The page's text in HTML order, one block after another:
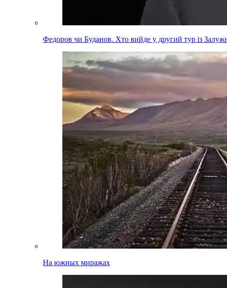
Федоров чи Буданов. Хто вийде у другий тур із
На южных миражах